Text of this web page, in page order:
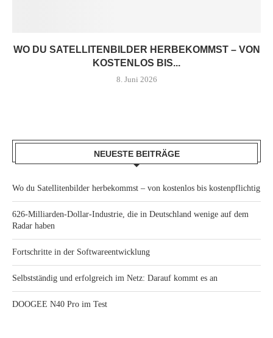
WO DU SATELLITENBILDER HERBEKOMMST – VON
KOSTENLOS BIS...
8. Juni 2026
NEUESTE BEITRÄGE
Wo du Satellitenbilder herbekommst – von kostenlos bis kostenpflichtig
626-Milliarden-Dollar-Industrie, die in Deutschland wenige auf dem
Radar haben
Fortschritte in der Softwareentwicklung
Selbstständig und erfolgreich im Netz: Darauf kommt es an
DOOGEE N40 Pro im Test